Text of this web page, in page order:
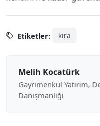
Etiketler: kira
Melih Kocatürk
Gayrimenkul Yatırım,
Danışmanlığı